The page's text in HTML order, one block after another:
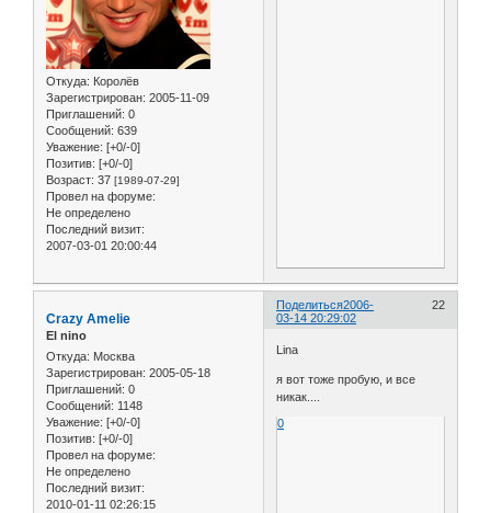
Откуда: Королёв
Зарегистрирован: 2005-11-09
Приглашений: 0
Сообщений: 639
Уважение: [+0/-0]
Позитив: [+0/-0]
Возраст: 37 [1989-07-29]
Провел на форуме:
Не определено
Последний визит:
2007-03-01 20:00:44
Поделиться 22
2006-
03-14 20:29:02
Crazy Amelie
El nino
Откуда: Москва
Зарегистрирован: 2005-05-18
Приглашений: 0
Сообщений: 1148
Уважение: [+0/-0]
Позитив: [+0/-0]
Провел на форуме:
Не определено
Последний визит:
2010-01-11 02:26:15
Lina
я вот тоже пробую, и все
никак....
0